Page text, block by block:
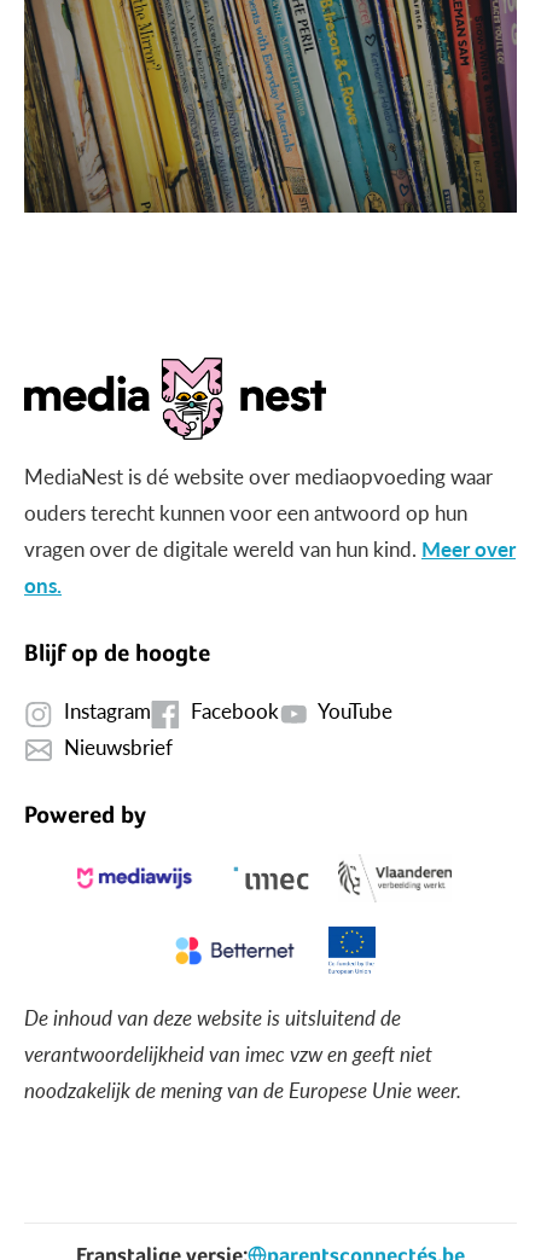
MediaNest is dé website over mediaopvoeding waar
ouders terecht kunnen voor een antwoord op hun
vragen over de digitale wereld van hun kind. Meer over
ons.
Blijf op de hoogte
Instagram Facebook
YouTube
Nieuwsbrief
Powered by
De inhoud van deze website is uitsluitend de
verantwoordelijkheid van imec vzw en geeft niet
noodzakelijk de mening van de Europese Unie weer.
Franstalige versie: parentsconnectés.be